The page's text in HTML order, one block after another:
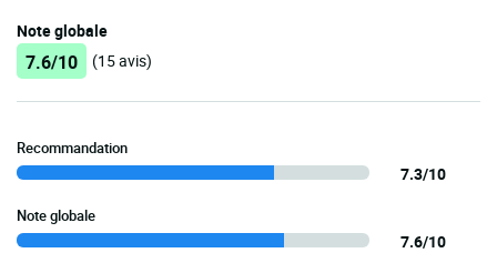
Note globale
7.6/10 (15 avis)
Recommandation
7.3/10
Note globale
7.6/10